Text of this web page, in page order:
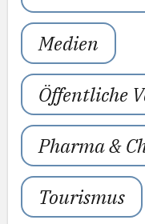
Medien
Öffentliche
Pharma &
Tourismus